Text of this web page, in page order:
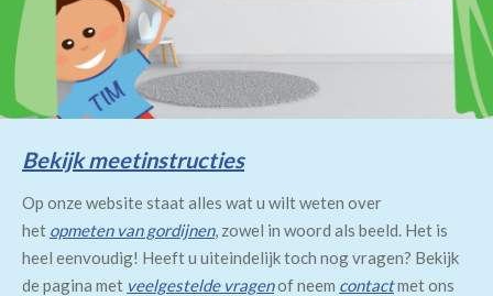
Bekijk meetinstructies
Op onze website staat alles wat u wilt weten over
het opmeten van gordijnen, zowel in woord als beeld. Het is
heel eenvoudig! Heeft u uiteindelijk toch nog vragen? Bekijk
de pagina met veelgestelde vragenof neem contactmet ons